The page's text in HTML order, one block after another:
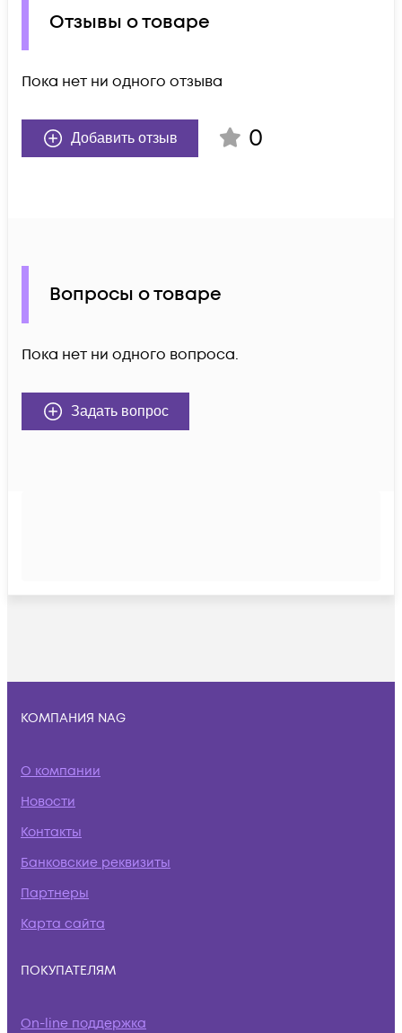
Отзывы о товаре
Пока нет ни одного отзыва
Добавить отзыв 0
Вопросы о товаре
Пока нет ни одного вопроса.
Задать вопрос
КОМПАНИЯ NAG
О компании
Новости
Контакты
Банковские реквизиты
Партнеры
Карта сайта
ПОКУПАТЕЛЯМ
On-line поддержка